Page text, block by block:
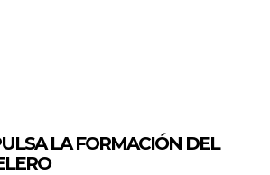
LA FORMACIÓN DEL